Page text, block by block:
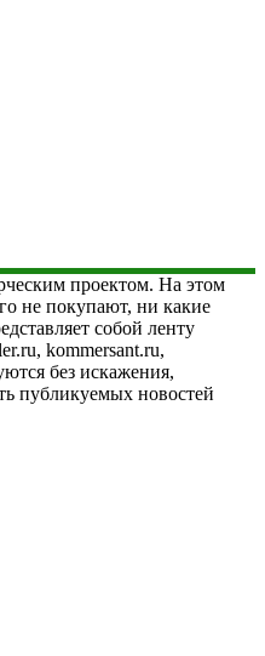
проектом. На этом
не покупают, ни какие
собой ленту
kommersant.ru,
без искажения,
публикуемых новостей